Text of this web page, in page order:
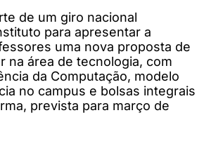
de um giro nacional
para apresentar a
uma nova proposta de
na área de tecnologia, com
da Computação, modelo
no campus e bolsas integrais
prevista para março de